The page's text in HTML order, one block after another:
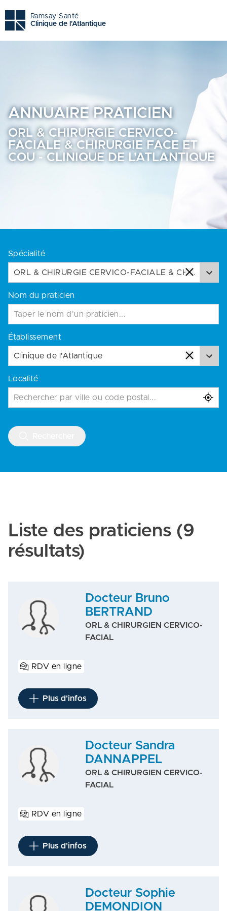
Ramsay Santé
Clinique de l'Atlantique
ANNUAIRE PRATICIEN
ORL & CHIRURGIE CERVICO-
FACIALE & CHIRURGIE FACE ET
COU - CLINIQUE DE L'ATLANTIQUE
Spécialité
ORL & CHIRURGIE CERVICO-FACIALE & CHIRURGIE FACE ET COU
Nom du praticien
Établissement
Clinique de l'Atlantique
Localité
Rechercher par ville ou code postal...
Liste des praticiens (9
résultats)
Docteur Bruno
BERTRAND
ORL & CHIRURGIEN CERVICO-
FACIAL
RDV en ligne
Plus d'infos
Docteur Sandra
DANNAPPEL
ORL & CHIRURGIEN CERVICO-
FACIAL
RDV en ligne
Plus d'infos
Docteur Sophie
DEMONDION